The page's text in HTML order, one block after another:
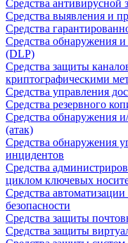
Средства антивирусной
Средства выявления и
Средства
Средства обнаружения
(DLP)
Средства защиты
криптографическими
Средства управления
Средства резервного
Средства обнаружения
(атак)
Средства обнаружения
инцидентов
Средства
циклом ключевых
Средства
безопасности
Средства защиты
Средства защиты